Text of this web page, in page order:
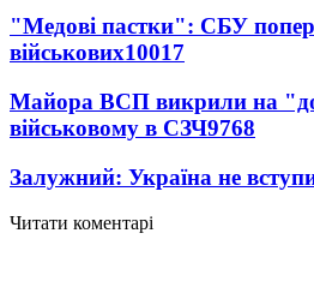
"Медові пастки": СБУ
військових10017
Майора ВСП викрили на
військовому в СЗЧ9768
Залужний: Україна не
Читати коментарі